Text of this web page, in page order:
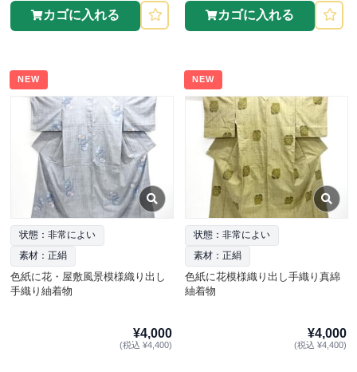
カゴに入れる カゴに入れる
NEW
状態：非常によい
素材：正絹
色紙に花・屋敷風景模様織り出し
手織り紬着物
¥4,000
(税込 ¥4,400)
NEW
状態：非常によい
素材：正絹
色紙に花模様織り出し手織り真綿
紬着物
¥4,000
(税込 ¥4,400)